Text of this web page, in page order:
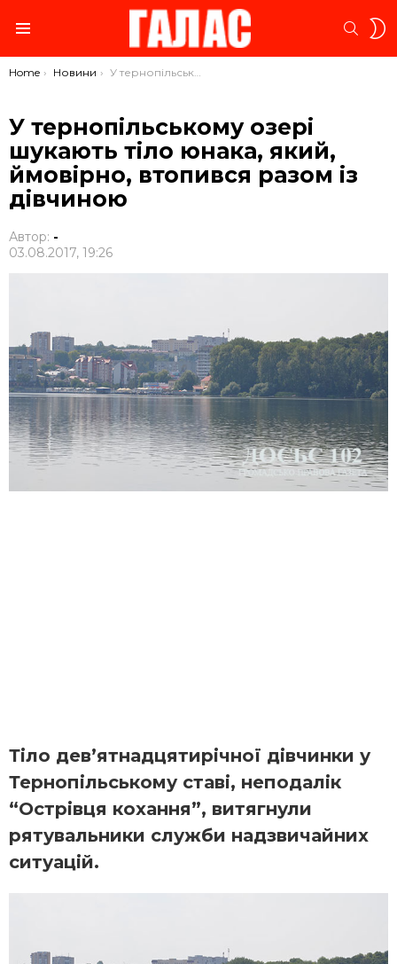
You are here:
Home Новини У тернопільському озері шукають тіло юнака, який, ймовірно, втопився разом із дівчиною
У тернопільському озері
шукають тіло юнака, який,
ймовірно, втопився разом із
дівчиною
Автор: -
03.08.2017, 19:26
Тіло дев’ятнадцятирічної дівчинки у
Тернопільському ставі, неподалік
“Острівця кохання”, витягнули
рятувальники служби надзвичайних
ситуацій.